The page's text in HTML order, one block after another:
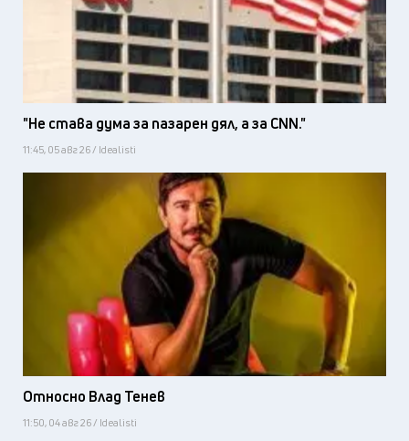
"Не става дума за пазарен дял, а за CNN."
11:45, 05 авг 26 / Idealisti
Относно Влад Тенев
11:50, 04 авг 26 / Idealisti